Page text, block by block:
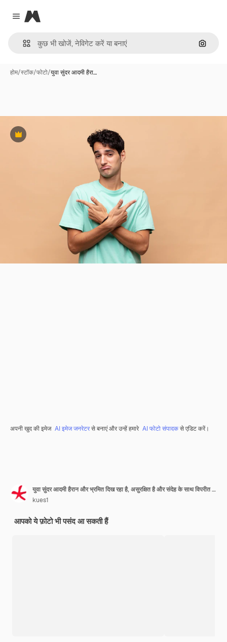
Close menu
Magnific
इमेज से
होम/स्टॉक/फोटो/युवा सुंदर आदमी हैरा…
Premium
अपनी खुद की इमेज AI इमेज जनरेटरसे बनाएं और उन्हें हमारे AI फोटो संपादकसे एडिट करें।
युवा सुंदर आदमी हैरान और भ्रमित दिख रहा है, असुरक्षित है और संदेह के साथ विपरीत दिशाओं में इशारा कर रहा है
kues1
आपको ये फ़ोटो भी पसंद आ सकती हैं